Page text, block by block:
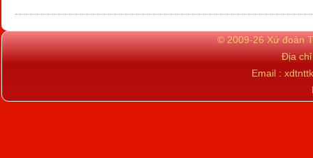
© 2009-26 Xứ đoàn
Địa
Email :